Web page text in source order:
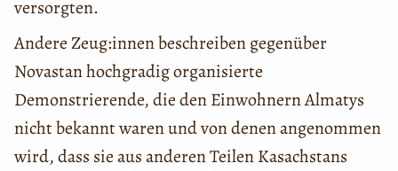
versorgten.
Andere Zeug:innen beschreiben gegenüber
Novastan hochgradig organisierte
Demonstrierende, die den Einwohnern Almatys
nicht bekannt waren und von denen angenommen
wird, dass sie aus anderen Teilen Kasachstans